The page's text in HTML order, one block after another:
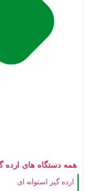
همه دستگاه های ارده
ارده گیر استوانه ای